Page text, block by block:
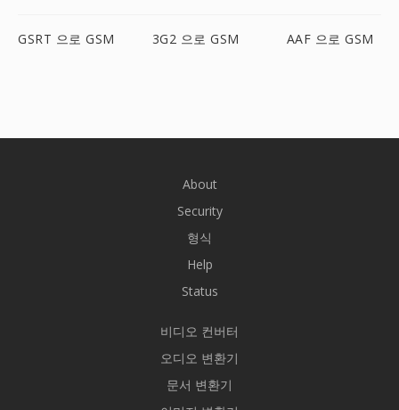
GSRT 으로 GSM 3G2 으로 GSM AAF 으로 GSM
About
Security
형식
Help
Status
비디오 컨버터
오디오 변환기
문서 변환기